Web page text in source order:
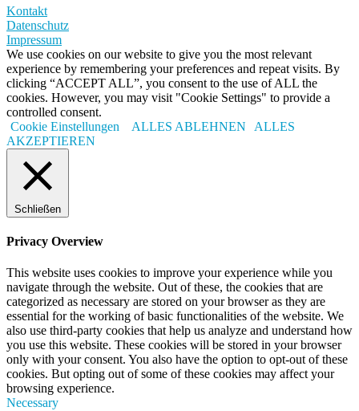
Kontakt
Datenschutz
Impressum
We use cookies on our website to give you the most relevant
experience by remembering your preferences and repeat visits. By
clicking “ACCEPT ALL”, you consent to the use of ALL the
cookies. However, you may visit "Cookie Settings" to provide a
controlled consent.
Cookie Einstellungen
ALLES ABLEHNEN
ALLES
AKZEPTIEREN
Schließen
Privacy Overview
This website uses cookies to improve your experience while you
navigate through the website. Out of these, the cookies that are
categorized as necessary are stored on your browser as they are
essential for the working of basic functionalities of the website. We
also use third-party cookies that help us analyze and understand how
you use this website. These cookies will be stored in your browser
only with your consent. You also have the option to opt-out of these
cookies. But opting out of some of these cookies may affect your
browsing experience.
Necessary